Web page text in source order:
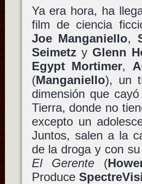
Ya era hora, ha
film de ciencia
Joe Manganiello,
Seimetzy Glenn
Egypt Mortimer,
(Manganiello), un
dimensión que
Tierra, donde no
excepto un
Juntos, salen a la
de la droga y con
El Gerente(
Produce